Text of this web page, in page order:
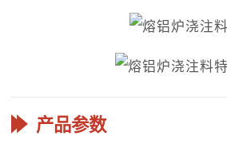
产品参数